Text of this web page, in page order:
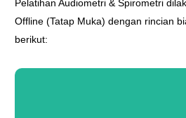
Pelatihan Audiometri & Spirometri
Offline (Tatap Muka) dengan rincian
berikut: